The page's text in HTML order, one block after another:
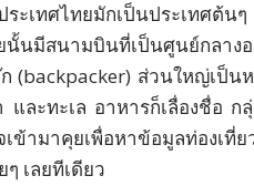
ะเทศไทยมักเป็นประเทศต้น
นั้นมีสนามบินที่เป็นศูนย์กลาง
(backpacker) ส่วนใหญ่เป็
และทะเล อาหารก็เลื่องชื่อ
ข้ามาคุยเพื่อหาข้อมูลท่อง
เลยทีเดียว